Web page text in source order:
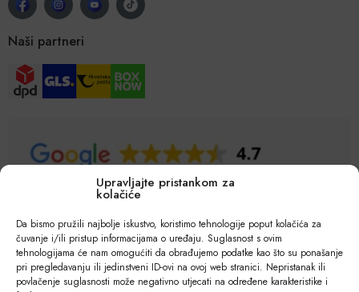
Upravljajte pristankom za
kolačiće
Da bismo pružili najbolje iskustvo, koristimo tehnologije poput kolačića za
čuvanje i/ili pristup informacijama o uređaju. Suglasnost s ovim
tehnologijama će nam omogućiti da obrađujemo podatke kao što su ponašanje
pri pregledavanju ili jedinstveni ID-ovi na ovoj web stranici. Nepristanak ili
povlačenje suglasnosti može negativno utjecati na određene karakteristike i
Naši partneri